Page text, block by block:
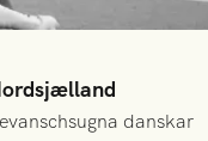
danskar